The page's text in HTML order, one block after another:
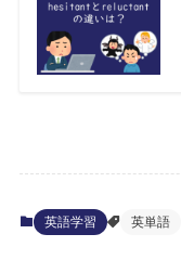
英語学習 英単語